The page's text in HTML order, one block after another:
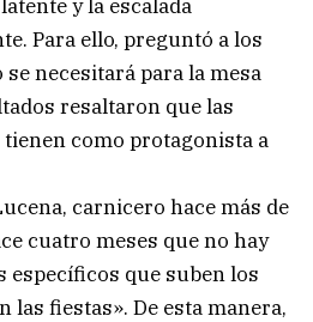
y la escalada
Para ello, preguntó a los
necesitará para la mesa
resaltaron que las
como protagonista a
carnicero hace más de
cuatro meses que no hay
específicos que suben los
las fiestas». De esta manera,